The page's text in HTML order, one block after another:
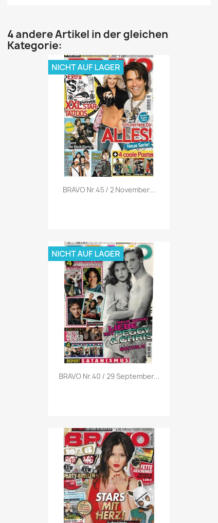
4 andere Artikel in der gleichen
Kategorie:
Vorschau
BRAVO Nr.45 / 2 November...
NICHT AUF LAGER
Vorschau
BRAVO Nr.40 / 29 September...
NICHT AUF LAGER